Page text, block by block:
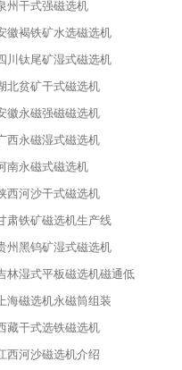
州干式强磁选机
徽褐铁矿水选磁选机
川钛尾矿湿式磁选机
北贫矿干式磁选机
徽永磁强磁磁选机
西永磁湿式磁选机
南永磁式磁选机
西河沙干式磁选机
肃铁矿磁选机生产线
州黑钨矿湿式磁选机
林湿式平板磁选机磁通低
海磁选机永磁筒组装
藏干式选铁磁选机
西河沙磁选机介绍